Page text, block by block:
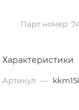
Парт номер:
Характеристики
Артикул —